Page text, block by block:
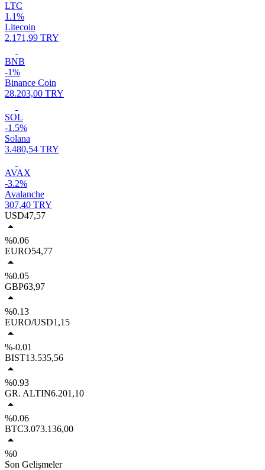
LTC
1.1%
Litecoin
2.171,99 TRY
BNB
-1%
Binance Coin
28.203,00 TRY
SOL
-1.5%
Solana
3.480,54 TRY
AVAX
-3.2%
Avalanche
307,40 TRY
USD47,57
%0.06
EURO54,77
%0.05
GBP63,97
%0.13
EURO/USD1,15
%-0.01
BIST13.535,56
%0.93
GR. ALTIN6.201,10
%0.06
BTC3.073.136,00
%0
Son Gelişmeler